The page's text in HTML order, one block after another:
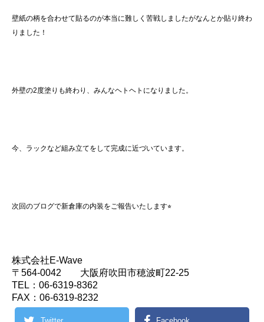
壁紙の柄を合わせて貼るのが本当に難しく苦戦しましたがなんとか貼り終わ
りました！
外壁の2度塗りも終わり、みんなヘトヘトになりました。
今、ラックなど組み立てをして完成に近づいています。
次回のブログで新倉庫の内装をご報告いたします⭐︎
株式会社E-Wave
〒564-0042 大阪府吹田市穂波町22-25
TEL：06-6319-8362
FAX：06-6319-8232